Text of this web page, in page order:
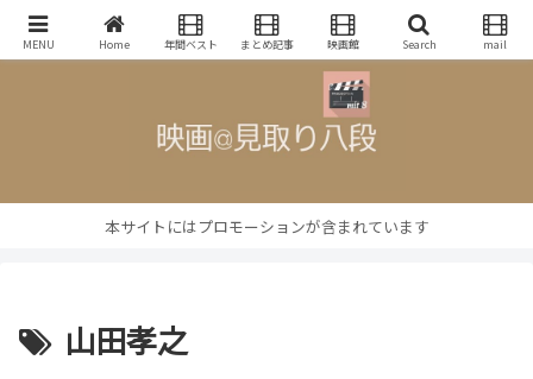
映画批評・レビューブログ
本サイトにはプロモーションが含まれています
山田孝之
MENU Home 年間ベスト まとめ記事 映画館 Search mail